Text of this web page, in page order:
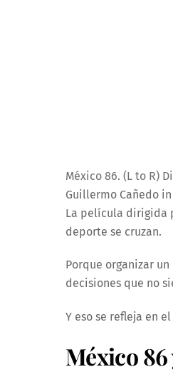
México 86. (L to R)
Guillermo Cañedo
La película dirigida
deporte se cruzan.
Porque organizar
decisiones que no
Y eso se refleja en
México